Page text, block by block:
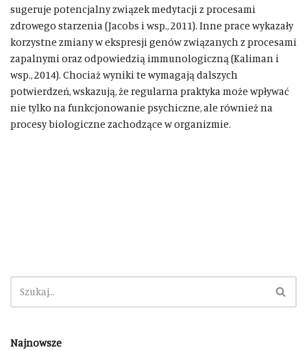
sugeruje potencjalny związek medytacji z procesami
zdrowego starzenia (Jacobs i wsp., 2011). Inne prace wykazały
korzystne zmiany w ekspresji genów związanych z procesami
zapalnymi oraz odpowiedzią immunologiczną (Kaliman i
wsp., 2014). Chociaż wyniki te wymagają dalszych
potwierdzeń, wskazują, że regularna praktyka może wpływać
nie tylko na funkcjonowanie psychiczne, ale również na
procesy biologiczne zachodzące w organizmie.
Najnowsze